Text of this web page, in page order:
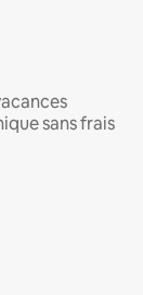
sans frais